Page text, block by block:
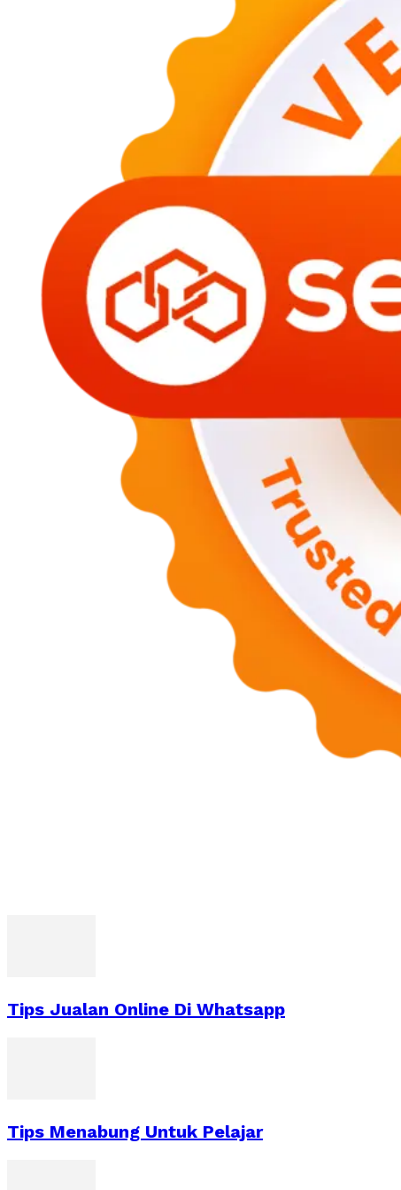
Tips Jualan Online Di Whatsapp
Tips Menabung Untuk Pelajar